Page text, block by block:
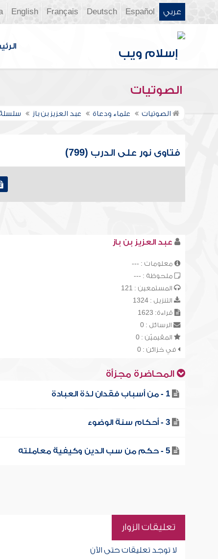
عربي Español
Deutsch
Français
English
الصوتيات
الصوتيات علماء ودعاة عبد العزيز بن باز
فتاوى نور على الدرب (799)
عبد العزيز بن باز
معلومات : ---
ملحوظة : ---
المستمعين : 121
التنزيل : 1324
قراءة: 1623
الرسائل : 0
المقيميّن : 0
في خزائن : 0
المحاضرة مجزأة
1 - من أسباب فقدان لذة العبادة
3 - أحكام سنة الوضوء
5 - حكم من سب الدين وكيفية معاملته
تعليقات الزوار
لا توجد تعليقات حتى الآن